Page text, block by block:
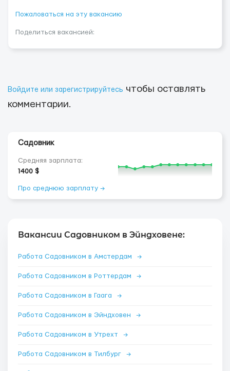
Пожаловаться на эту вакансию
Поделиться вакансией:
Войдите или зарегистрируйтесь чтобы оставлять
комментарии.
Садовник
Средняя зарплата:
1400 $
Про среднюю зарплату →
Вакансии Садовником в Эйндховене:
Работа Садовником в Амстердам →
Работа Садовником в Роттердам →
Работа Садовником в Гаага →
Работа Садовником в Эйндховен →
Работа Садовником в Утрехт →
Работа Садовником в Тилбург →